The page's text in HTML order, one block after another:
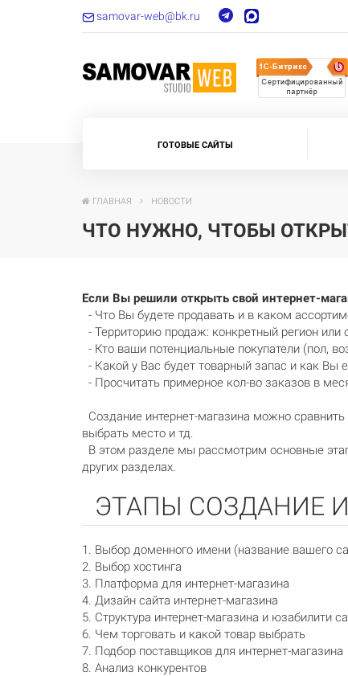
samovar-web@bk.ru
ГОТОВЫЕ САЙТЫ
ГЛАВНАЯ НОВОСТИ
ЧТО НУЖНО, ЧТОБЫ
Если Вы решили открыть свой интернет-
- Что Вы будете продавать и в каком
- Территорию продаж: конкретный регион
- Кто ваши потенциальные покупатели (пол,
- Какой у Вас будет товарный запас и как Вы
- Просчитать примерное кол-во заказов в
Создание интернет-магазина можно
выбрать место и тд.
В этом разделе мы рассмотрим основные
других разделах.
ЭТАПЫ СОЗДАНИЕ
1. Выбор доменного имени (название вашего
2. Выбор хостинга
3. Платформа для интернет-магазина
4. Дизайн сайта интернет-магазина
5. Структура интернет-магазина и юзабилити
6. Чем торговать и какой товар выбрать
7. Подбор поставщиков для интернет-магазина
8. Анализ конкурентов